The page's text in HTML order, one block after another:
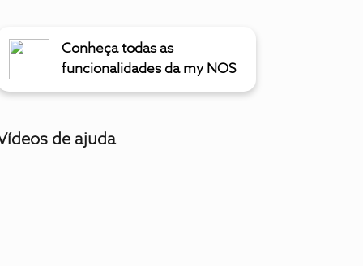
Conheça todas as
funcionalidades da my NOS
de ajuda